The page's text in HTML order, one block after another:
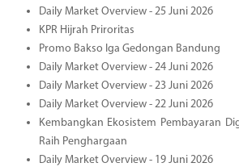
Daily Market Overview - 25 Juni 2026
KPR Hijrah Priroritas
Promo Bakso Iga Gedongan Bandung
Daily Market Overview - 24 Juni 2026
Daily Market Overview - 23 Juni 2026
Daily Market Overview - 22 Juni 2026
Kembangkan Ekosistem Pembayaran
Raih Penghargaan
Daily Market Overview - 19 Juni 2026